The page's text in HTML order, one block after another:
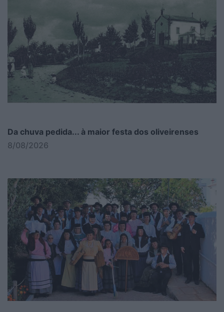
Da chuva pedida... à maior festa dos oliveirenses
8/08/2026